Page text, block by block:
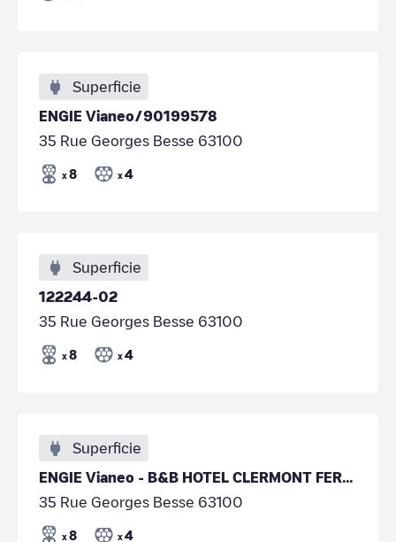
Superficie
ENGIE Vianeo/90199578
35 Rue Georges Besse 63100
x 8 x 4
Superficie
122244-02
35 Rue Georges Besse 63100
x 8 x 4
Superficie
ENGIE Vianeo - B&B HOTEL CLERMONT FERRAND LE BREZET AEROPORT
35 Rue Georges Besse 63100
x 8 x 4